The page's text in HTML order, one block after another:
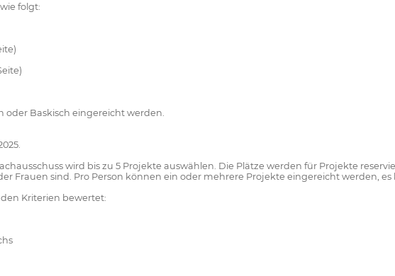
folgt:
Baskisch eingereicht werden.
wird bis zu 5 Projekte auswählen. Die Plätze werden für Projekte
Frauen sind. Pro Person können ein oder mehrere Projekte eingereicht werden,
Kriterien bewertet: